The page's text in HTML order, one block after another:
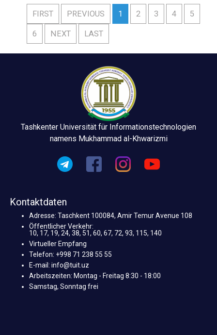
FIRST PREVIOUS 1 2 3 4 5
6 NEXT LAST
Tashkenter Universität für Informationstechnologien
namens Mukhammad al-Khwarizmi
Kontaktdaten
Adresse: Taschkent 100084, Amir Temur Avenue 108
Öffentlicher Verkehr:
10, 17, 19, 24, 38, 51, 60, 67, 72, 93, 115, 140
Virtueller Empfang
Telefon: +998 71 238 55 55
E-mail: info@tuit.uz
Arbeitszeiten: Montag - Freitag 8:30 - 18:00
Samstag, Sonntag frei